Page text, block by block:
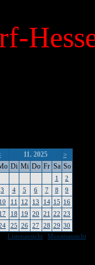
11. 2025 >
Di Mi Do Fr Sa So
1
2
3
4 5 6 7 8
9
10
11 12 13 14 15 16
17
18 19 20 21 22 23
25 26 27 28 29 30
Listenansicht
Monatsansicht